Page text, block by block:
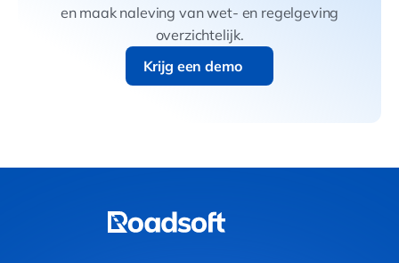
en maak naleving van wet- en regelgeving
overzichtelijk.
Krijg een demo
Krijg een demo